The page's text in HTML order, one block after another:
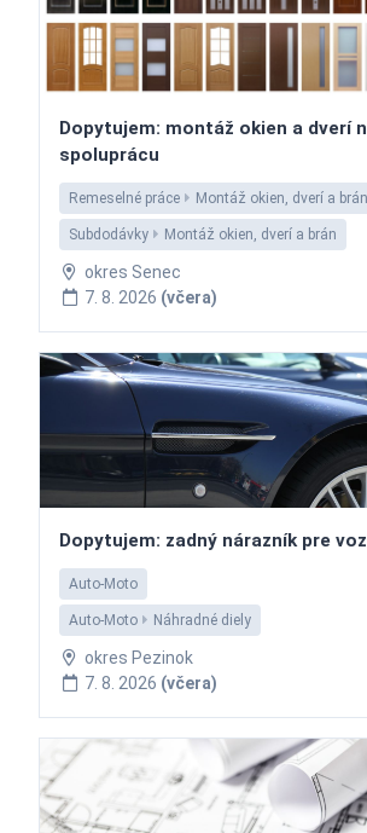
Dopytujem: montáž okien a dverí
spoluprácu
Remeselné práce Montáž okien, dverí a brán
Subdodávky Montáž okien, dverí a brán
okres Senec
7. 8. 2026 (včera)
Dopytujem: zadný nárazník pre
Auto-Moto
Auto-Moto Náhradné diely
okres Pezinok
7. 8. 2026 (včera)